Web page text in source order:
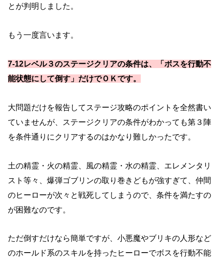
とが判明しました。
もう一度言います。
7-12レベル３のステージクリアの条件は、「ボスを行動不
能状態にして倒す」だけでＯＫです。
大問題だけを報告してステージ攻略のポイントを全然書い
ていませんが、ステージクリアの条件がわかっても第３陣
を条件通りにクリアするのはかなり難しかったです。
土の精霊・火の精霊、風の精霊・水の精霊、エレメンタリ
スト等々、爆弾ゴブリンの取り巻きどもが強すぎて、仲間
のヒーローが次々と戦死してしまうので、条件を満たすの
が困難なのです。
ただ倒すだけなら簡単ですが、小悪魔やブリキの人形など
のホールド系のスキルを持ったヒーローでボスを行動不能